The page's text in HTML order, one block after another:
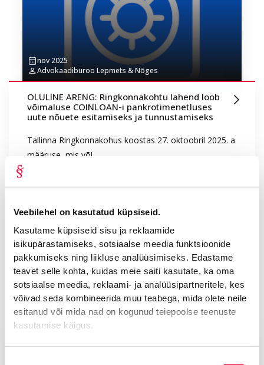
Veebilehel on kasutatud küpsiseid.
Kasutame küpsiseid sisu ja reklaamide
isikupärastamiseks, sotsiaalse meedia funktsioonide
pakkumiseks ning liikluse analüüsimiseks. Edastame
teavet selle kohta, kuidas meie saiti kasutate, ka oma
sotsiaalse meedia, reklaami- ja analüüsipartneritele, kes
võivad seda kombineerida muu teabega, mida olete neile
esitanud või mida nad on kogunud teiepoolse teenuste
kasutamise käigus.
nov 2025
Advokaadibüroo Lepmets & Nõges
OLULINE ARENG: Ringkonnakohtu lahend loob
võimaluse COINLOAN-i pankrotimenetluses
uute nõuete esitamiseks ja tunnustamiseks
Tallinna Ringkonnakohus koostas 27. oktoobril 2025. a
määruse, mis või...
Advokaadibüroo Lepmets & Nõges